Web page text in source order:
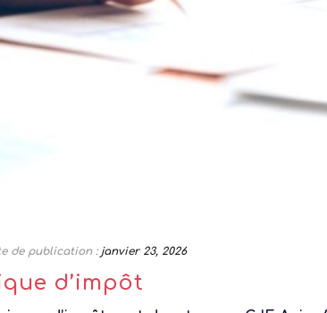
de publication : janvier 23, 2026
d’impôt